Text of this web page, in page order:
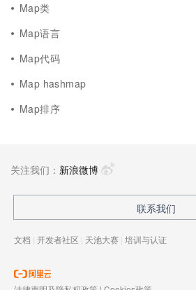
Map类
Map语言
Map代码
Map hashmap
Map排序
关注我们： 新浪微博
联系我们
文档 | 开发者社区 | 天池大赛 | 培训与认证